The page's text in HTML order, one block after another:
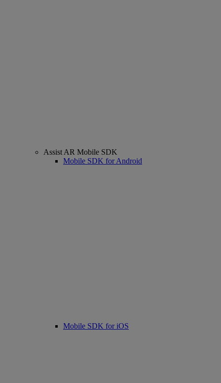
Assist AR Mobile SDK
Mobile SDK for Android
Mobile SDK for iOS